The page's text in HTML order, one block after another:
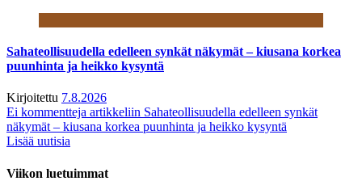
Sahateollisuudella edelleen synkät näkymät – kiusana korkea
puunhinta ja heikko kysyntä
Kirjoitettu 7.8.2026
Ei kommentteja artikkeliin Sahateollisuudella edelleen synkät
näkymät – kiusana korkea puunhinta ja heikko kysyntä
Lisää uutisia
Viikon luetuimmat